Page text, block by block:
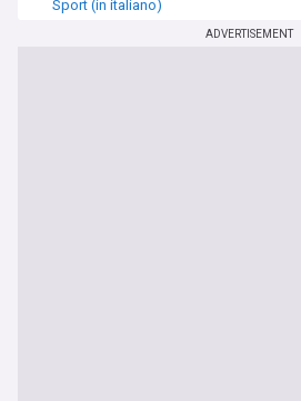
Sport (in italiano)
ADVERTISEMENT